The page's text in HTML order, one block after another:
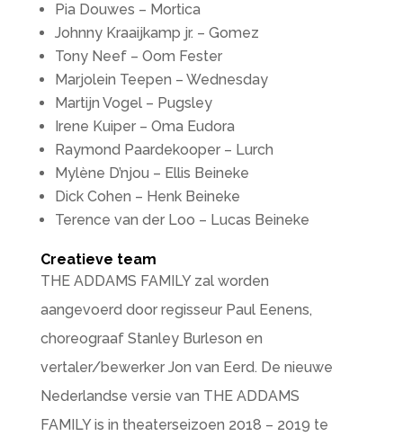
Pia Douwes – Mortica
Johnny Kraaijkamp jr. – Gomez
Tony Neef – Oom Fester
Marjolein Teepen – Wednesday
Martijn Vogel – Pugsley
Irene Kuiper – Oma Eudora
Raymond Paardekooper – Lurch
Mylène D’njou – Ellis Beineke
Dick Cohen – Henk Beineke
Terence van der Loo – Lucas Beineke
Creatieve team
THE ADDAMS FAMILY zal worden
aangevoerd door regisseur Paul Eenens,
choreograaf Stanley Burleson en
vertaler/bewerker Jon van Eerd. De nieuwe
Nederlandse versie van THE ADDAMS
FAMILY is in theaterseizoen 2018 – 2019 te